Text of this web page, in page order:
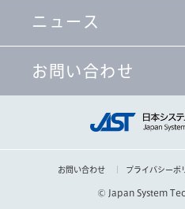
ニュース
お問い合わせ
お問い合わせ プライバシーポ
© Japan System